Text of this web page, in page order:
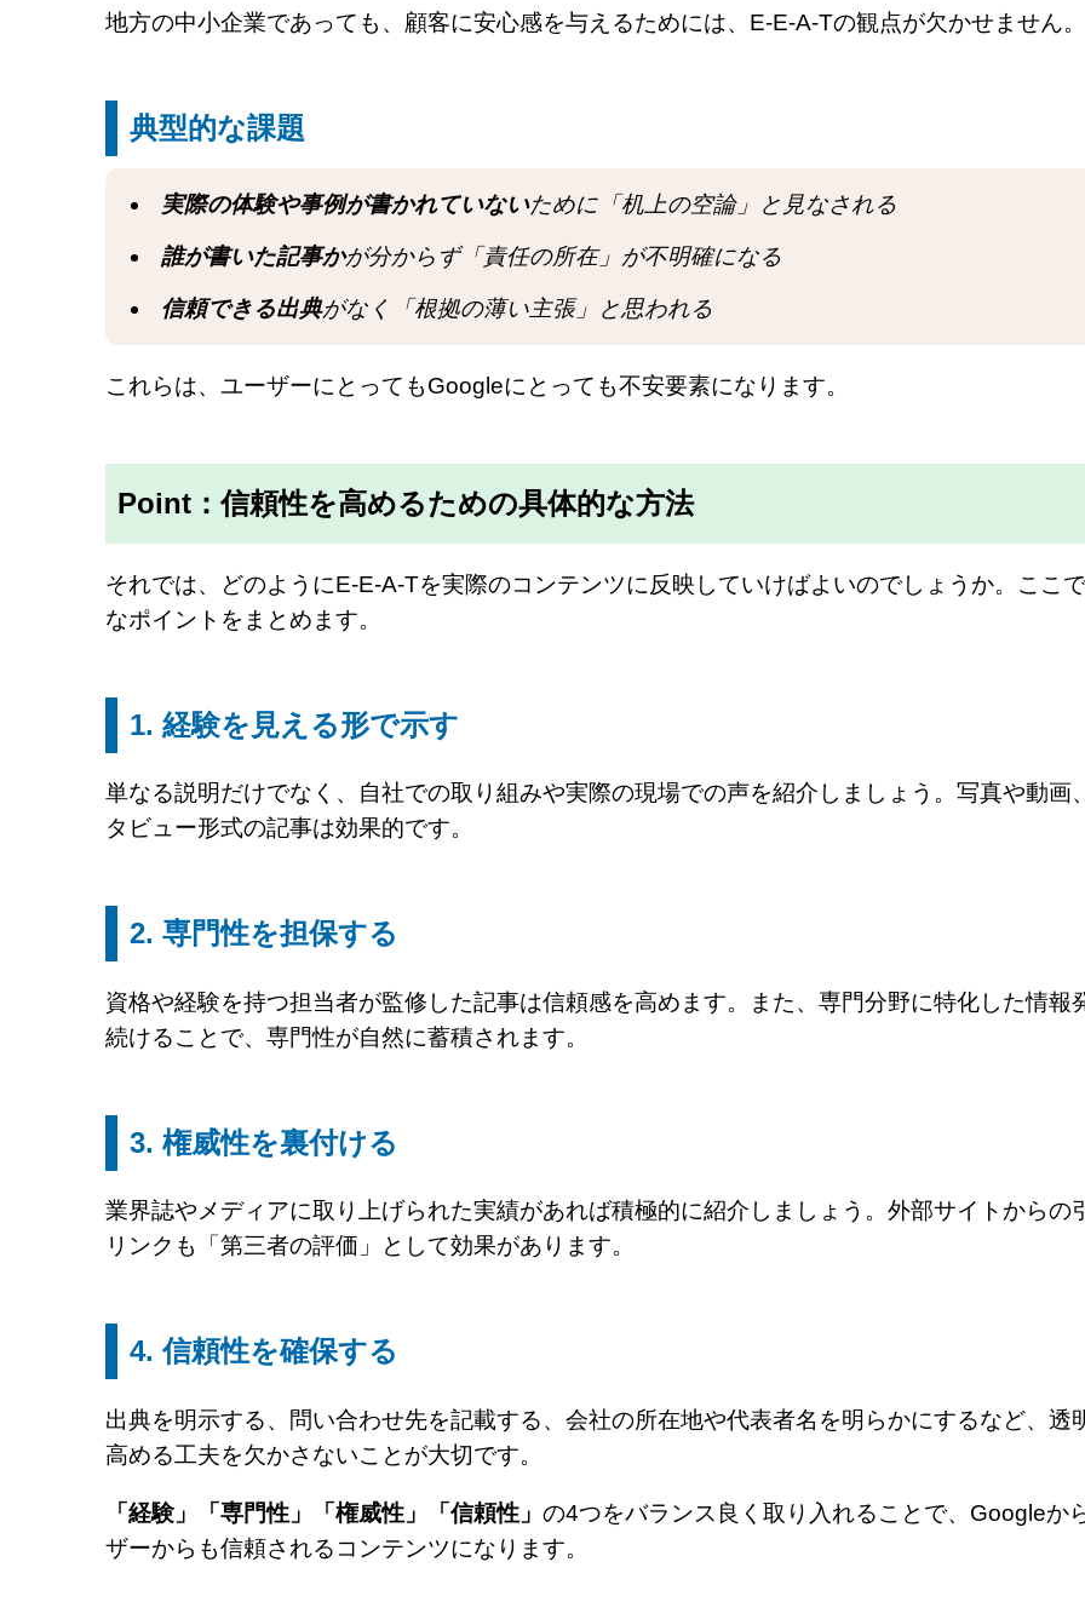
地方の中小企業であっても、顧客に安心感を与えるためには、E-E-A-Tの観点が欠かせません。
典型的な課題
実際の体験や事例が書かれていないために「机上の空論」と見なされる
誰が書いた記事かが分からず「責任の所在」が不明確になる
信頼できる出典がなく「根拠の薄い主張」と思われる
これらは、ユーザーにとってもGoogleにとっても不安要素になります。
Point：信頼性を高めるための具体的な方法
それでは、どのようにE-E-A-Tを実際のコンテンツに反映していけばよいのでしょうか。ここ
なポイントをまとめます。
1. 経験を見える形で示す
単なる説明だけでなく、自社での取り組みや実際の現場での声を紹介しましょう。写真や動画
タビュー形式の記事は効果的です。
2. 専門性を担保する
資格や経験を持つ担当者が監修した記事は信頼感を高めます。また、専門分野に特化した情報
続けることで、専門性が自然に蓄積されます。
3. 権威性を裏付ける
業界誌やメディアに取り上げられた実績があれば積極的に紹介しましょう。外部サイトからの
リンクも「第三者の評価」として効果があります。
4. 信頼性を確保する
出典を明示する、問い合わせ先を記載する、会社の所在地や代表者名を明らかにするなど、透
高める工夫を欠かさないことが大切です。
「経験」「専門性」「権威性」「信頼性」 の4つをバランス良く取り入れることで、Googleか
ザーからも信頼されるコンテンツになります。